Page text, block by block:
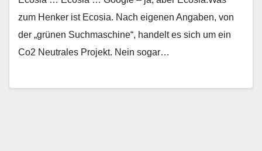
zum Henker ist Ecosia. Nach eigenen Angaben, von
der „grünen Suchmaschine“, handelt es sich um ein
Co2 Neutrales Projekt. Nein sogar…